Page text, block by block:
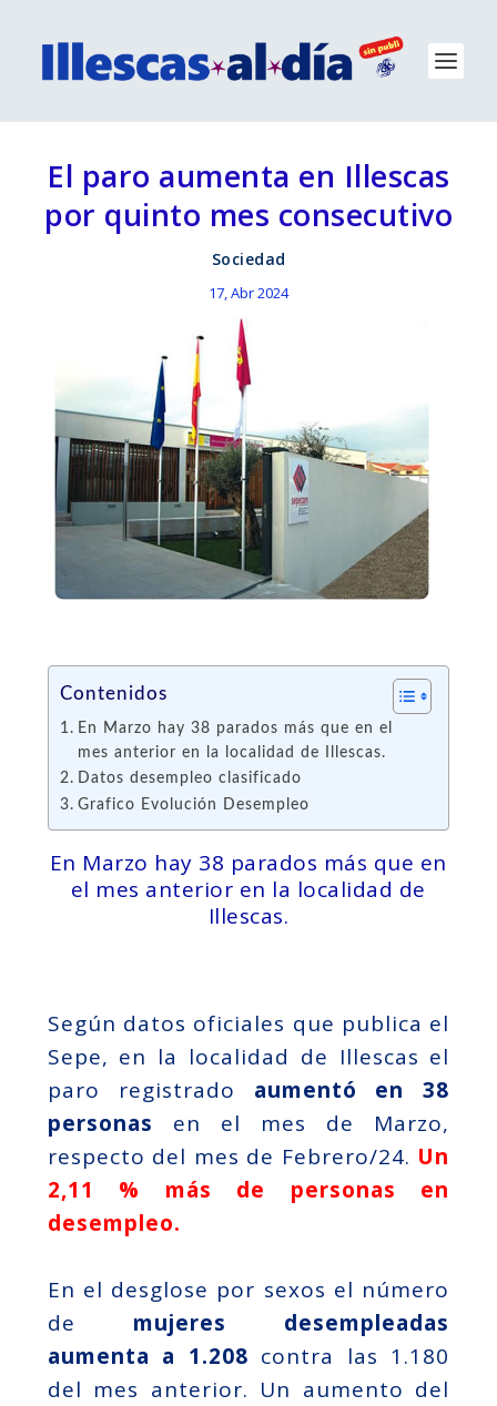
El paro aumenta en Illescas
por quinto mes consecutivo
Sociedad
17, Abr 2024
Contenidos
En Marzo hay 38 parados más que en el
mes anterior en la localidad de Illescas.
Datos desempleo clasificado
Grafico Evolución Desempleo
En Marzo hay 38 parados más que en
el mes anterior en la localidad de
Illescas.
Según datos oficiales que publica el
Sepe, en la localidad de Illescas el
paro registrado aumentó en 38
personas en el mes de Marzo,
respecto del mes de Febrero/24. Un
2,11 % más de personas en
desempleo.
En el desglose por sexos el número
de mujeres desempleadas
aumenta a 1.208 contra las 1.180
del mes anterior. Un aumento del